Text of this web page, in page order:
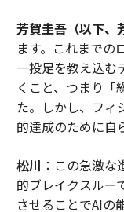
芳賀圭吾（以下、
ます。これまでの
一投足を教え込む
くこと、つまり「
た。しかし、フィ
的達成のために自
松川 ：この急激
的ブレイクスルー
させることでAIの